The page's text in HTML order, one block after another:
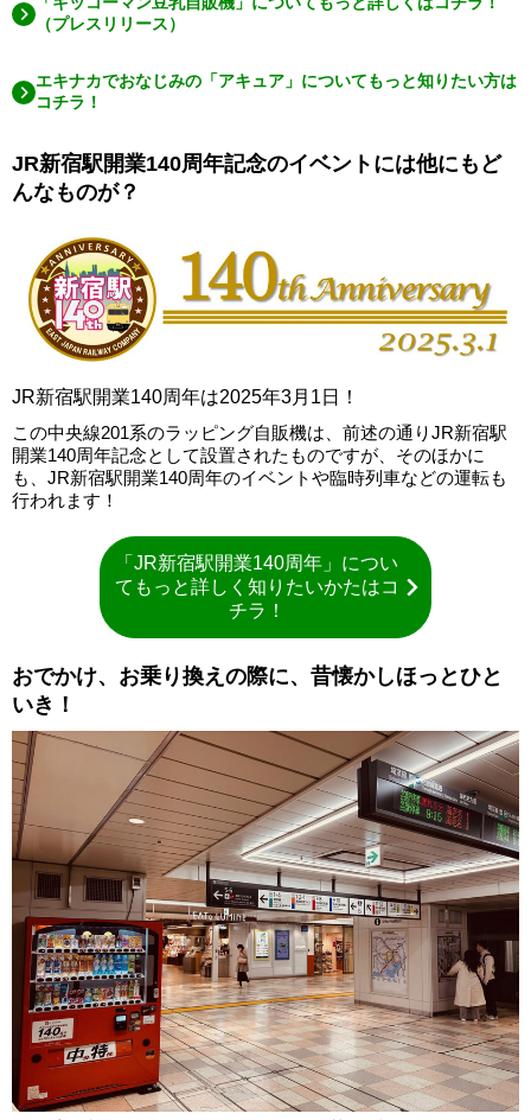
（プレスリリース）
エキナカでおなじみの「アキュア」についてもっと知りたい方は
コチラ！
JR新宿駅開業140周年記念のイベントには他にもど
んなものが？
JR新宿駅開業140周年は2025年3月1日！
この中央線201系のラッピング自販機は、前述の通りJR新宿駅
開業140周年記念として設置されたものですが、そのほかに
も、JR新宿駅開業140周年のイベントや臨時列車などの運転も
行われます！
「JR新宿駅開業140周年」につい
てもっと詳しく知りたいかたはコ
チラ！
おでかけ、お乗り換えの際に、昔懐かしほっとひと
いき！